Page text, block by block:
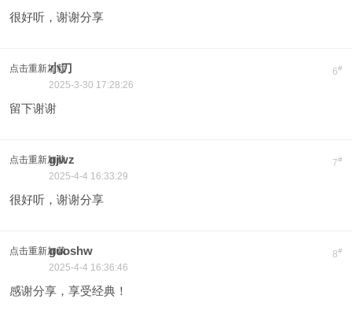
很好听，谢谢分享
点击重新加载 6#
小刀
2025-3-30 17:28:26
留下谢谢
点击重新加载 7#
gjwz
2025-4-4 16:33:29
很好听，谢谢分享
点击重新加载 8#
guoshw
2025-4-4 16:36:46
感谢分享，享受经典！